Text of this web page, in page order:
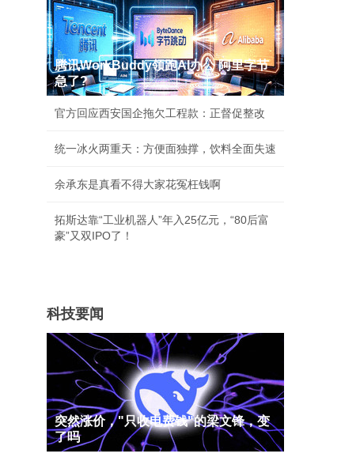
腾讯WorkBuddy领跑AI办公 阿里字节
急了?
官方回应西安国企拖欠工程款：正督促整改
统一冰火两重天：方便面独撑，饮料全面失速
余承东是真看不得大家花冤枉钱啊
拓斯达靠“工业机器人”年入25亿元，“80后富
豪”又双IPO了！
科技要闻
突然涨价，"只收电费钱"的梁文锋，变
了吗